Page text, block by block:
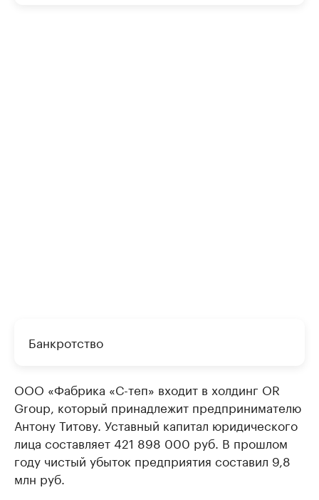
Банкротство
ООО «Фабрика «С-теп» входит в холдинг OR
Group, который принадлежит предпринимателю
Антону Титову. Уставный капитал юридического
лица составляет 421 898 000 руб. В прошлом
году чистый убыток предприятия составил 9,8
млн руб.